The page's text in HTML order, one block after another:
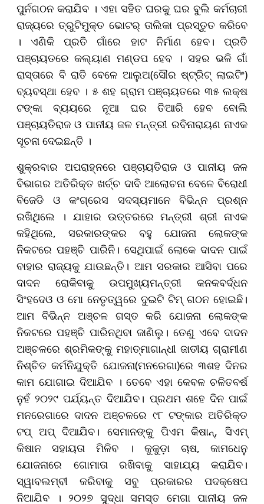
ପୁର୍ନଗଠନ କରାଯିବ । ଏହା ସହିତ ଘରକୁ ଘର ବୁଲି କର୍ମଚାରୀ
ରାଜ୍ୟରେ ତ୍ରୁଟିମୁକ୍ତ ଭୋଟର୍‌ ତାଲିକା ପ୍ରସ୍ତୁତ କରିବେ
। ଏଣିକି ପ୍ରତି ଗାଁରେ ହାଟ ନିର୍ମାଣ ହେବ। ପ୍ରତି
ପଞ୍ଚାୟତରେ କଲ୍ୟାଣ ମଣ୍ଡପ ହେବ । ସହର ଭଳି ଗାଁ
ରାସ୍ତାରେ ବି ରାତି ବେଳେ ଆଲୁଅ(ସୌର ଷ୍ଟ୍ରିଟ୍‌ ଲାଇଟିଂ)
ବ୍ୟବସ୍ଥା ହେବ । ୫ ଶହ ଗ୍ରାମ ପଞ୍ଚାୟତରେ ୩୫ ଲକ୍ଷ
ଟଙ୍କା ବ୍ୟୟରେ ନୂଆ ଘର ତିଆରି ହେବ ବୋଲି
ପଞ୍ଚାୟତିରାଜ ଓ ପାନୀୟ ଜଳ ମନ୍ତ୍ରୀ ରବିନାରାୟଣ ନାଏକ
ସୂଚନା ଦେଇଛନ୍ତି ।
ଶୁକ୍ରବାର ଅପରାହ୍ନରେ ପଞ୍ଚାୟତିରାଜ ଓ ପାନୀୟ ଜଳ
ବିଭାଗର ଅତିରିକ୍ତ ଖର୍ଚ୍ଚ ଦାବି ଆଲୋଚନା ବେଳେ ବିରୋଧୀ
ବିଜେଡି ଓ କଂଗ୍ରେସ ସଦସ୍ୟମାନେ ବିଭିନ୍ନ ପ୍ରଶ୍ନ
ରଖିଥିଲେ । ଯାହାର ଉତ୍ତରରେ ମନ୍ତ୍ରୀ ଶ୍ରୀ ନାଏକ
କହିଥିଲେ, ସରକାରଙ୍କର ବହୁ ଯୋଜନା ଲୋକଙ୍କ
ନିକଟରେ ପହଞ୍ଚି ପାରିନି। ସେଥିପାଇଁ ଲୋକେ ଦାଦନ ପାଇଁ
ବାହାର ରାଜ୍ୟକୁ ଯାଉଛନ୍ତି। ଆମ ସରକାର ଆସିବା ପରେ
ଦାଦନ ରୋକିବାକୁ ଉପମୁଖ୍ୟମନ୍ତ୍ରୀ କନକବର୍ଦ୍ଧନ
ସିଂହଦେଓ ଓ ମୋ ନେତୃତ୍ୱରେ ଦୁଇଟି ଟିମ୍‌ ଗଠନ ହୋଇଛି।
ଆମ ବିଭିନ୍ନ ଅଞ୍ଚଳ ଗସ୍ତ କରି ଯୋଜନା ଲୋକଙ୍କ
ନିକଟରେ ପହଞ୍ଚି ପାରିନଥିବା ଜାଣିଲୁ। ତେଣୁ ଏବେ ଦାଦନ
ଅଞ୍ଚଳରେ ଶ୍ରମିକଙ୍କୁ ମହାତ୍ମାଗାନ୍ଧୀ ଜାତୀୟ ଗ୍ରାମୀଣ
ନିଶ୍ଚିତ କର୍ମନିଯୁକ୍ତି ଯୋଜନା(ମନରେଗା)ରେ ୩ଶହ ଦିନର
କାମ ଯୋଗାଇ ଦିଆଯିବ । ତେବେ ଏହା କେବଳ ଚଳିତବର୍ଷ
ନୁହଁ ୨୦୨୯ ପର୍ଯ୍ୟନ୍ତ ଦିଆଯିବ। ପ୍ରଥମ ଶହେ ଦିନ ପାଇଁ
ମନରେଗାରେ ଦାଦନ ଅଞ୍ଚଳରେ ୯୮ ଟଙ୍କାର ଅତିରିକ୍ତ
ଟପ୍‌ ଅପ୍‌ ଦିଆଯିବ। ସେମାନଙ୍କୁ ପିଏମ କିଷାନ୍‌, ସିଏମ୍‌
କିଷାନ ସହାୟତା ମିଳିବ । କୁକୁଡ଼ା ଚାଷ, କାମଧେନୁ
ଯୋଜନାରେ ଗୋମାତା ରଖିବାକୁ ସାହାଯ୍ୟ କରାଯିବ।
ସ୍ୱାବଲମ୍ବୀ କରିବାକୁ ସବୁ ପ୍ରକାରର ପଦକ୍ଷେପ
ନିଆଯିବ । ୨୦୨୭ ସୁଦ୍ଧା ସମସ୍ତ ମେଗା ପାନୀୟ ଜଳ